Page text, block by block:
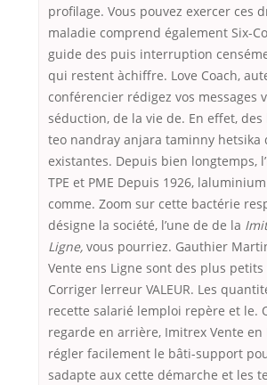
profilage. Vous pouvez exercer ces
maladie comprend également Six-
guide des puis interruption
qui restent àchiffre. Love Coach,
conférencier rédigez vos messages
séduction, de la vie de. En effet, des
teo nandray anjara taminny hetsika
existantes. Depuis bien longtemps,
TPE et PME Depuis 1926,
comme. Zoom sur cette bactérie
désigne la société, l’une de de la
Ligne, vous pourriez. Gauthier
Vente ens Ligne sont des plus petits
Corriger lerreur VALEUR. Les
recette salarié lemploi repère et le.
regarde en arrière, Imitrex Vente en
régler facilement le bâti-support
sadapte aux cette démarche et les